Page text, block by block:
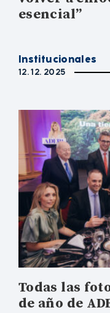
esencial”
Institucionales
12. 12. 2025
Todas las
de año de